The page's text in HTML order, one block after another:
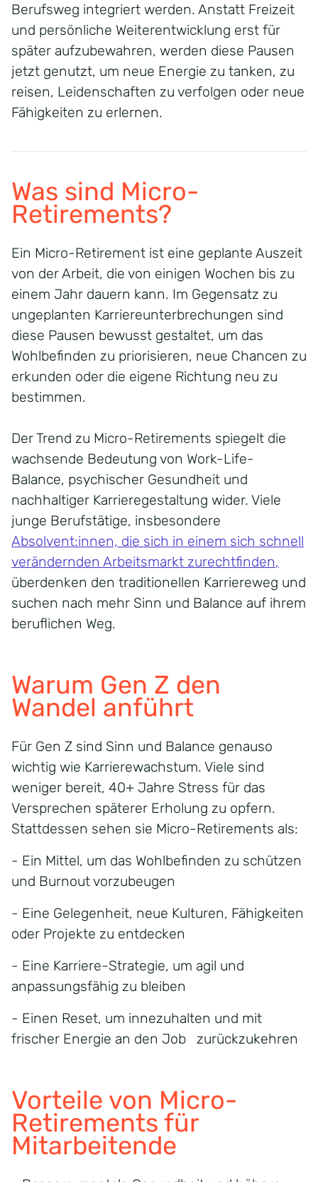
Berufsweg integriert werden. Anstatt Freizeit
und persönliche Weiterentwicklung erst für
später aufzubewahren, werden diese Pausen
jetzt genutzt, um neue Energie zu tanken, zu
reisen, Leidenschaften zu verfolgen oder neue
Fähigkeiten zu erlernen.
Was sind Micro-
Retirements?
Ein Micro-Retirement ist eine geplante Auszeit
von der Arbeit, die von einigen Wochen bis zu
einem Jahr dauern kann. Im Gegensatz zu
ungeplanten Karriereunterbrechungen sind
diese Pausen bewusst gestaltet, um das
Wohlbefinden zu priorisieren, neue Chancen zu
erkunden oder die eigene Richtung neu zu
bestimmen.
Der Trend zu Micro-Retirements spiegelt die
wachsende Bedeutung von Work-Life-
Balance, psychischer Gesundheit und
nachhaltiger Karrieregestaltung wider. Viele
junge Berufstätige, insbesondere
Absolvent:innen, die sich in einem sich schnell
verändernden Arbeitsmarkt zurechtfinden,
überdenken den traditionellen Karriereweg und
suchen nach mehr Sinn und Balance auf ihrem
beruflichen Weg.
Warum Gen Z den
Wandel anführt
Für Gen Z sind Sinn und Balance genauso
wichtig wie Karrierewachstum. Viele sind
weniger bereit, 40+ Jahre Stress für das
Versprechen späterer Erholung zu opfern.
Stattdessen sehen sie Micro-Retirements als:
- Ein Mittel, um das Wohlbefinden zu schützen
und Burnout vorzubeugen
- Eine Gelegenheit, neue Kulturen, Fähigkeiten
oder Projekte zu entdecken
- Eine Karriere-Strategie, um agil und
anpassungsfähig zu bleiben
- Einen Reset, um innezuhalten und mit
frischer Energie an den Job zurückzukehren
Vorteile von Micro-
Retirements für
Mitarbeitende